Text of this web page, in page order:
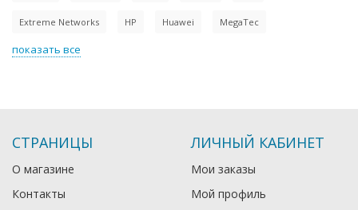
Extreme Networks HP Huawei MegaTec
показать все
СТРАНИЦЫ
О магазине
Контакты
ЛИЧНЫЙ КАБИНЕТ
Мои заказы
Мой профиль